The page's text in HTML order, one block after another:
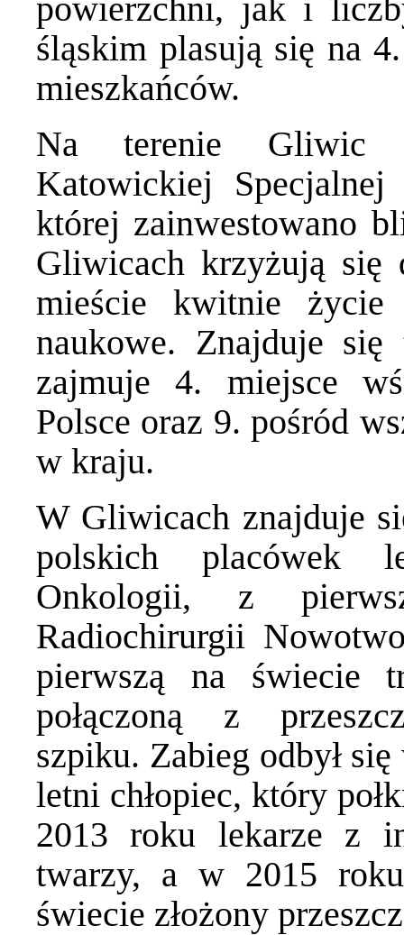
powierzchni, jak i
śląskim plasują się na
mieszkańców.
Na terenie Gliwic
Katowickiej
której zainwestowano
Gliwicach krzyżują
mieście kwitnie życie
naukowe. Znajduje
zajmuje 4. miejsce
Polsce oraz 9. pośród
w kraju.
W Gliwicach znajduje
polskich placówek
Onkologii, z
Radiochirurgii
pierwszą na świecie
połączoną z
szpiku. Zabieg odbył
letni chłopiec, który
2013 roku lekarze z
twarzy, a w 2015
świecie złożony